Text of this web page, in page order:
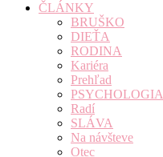
ČLÁNKY
BRUŠKO
DIEŤA
RODINA
Kariéra
Prehľad
PSYCHOLOGIA
Radí
SLÁVA
Na návšteve
Otec